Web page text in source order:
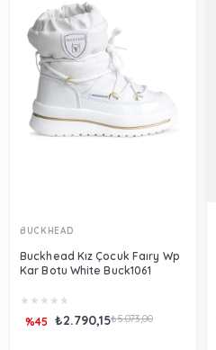
BUCKHEAD
Buckhead Kız Çocuk Faıry Wp
Kar Botu White Buck1061
★ ★ ★ ★ ★
₺2.790,15₺5.073,00
%45